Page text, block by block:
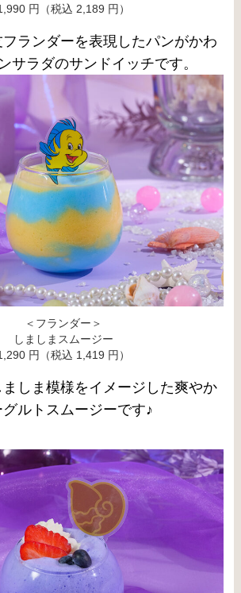
円（税込 2,189 円）
ランダーを表現したパンがかわ
サラダのサンドイッチです。
＜フランダー＞
しましまスムージー
円（税込 1,419 円）
しま模様をイメージした爽やか
ルトスムージーです♪